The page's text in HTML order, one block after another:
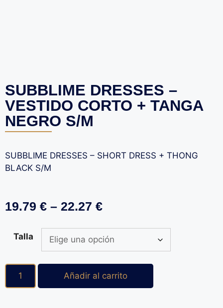
SUBBLIME DRESSES –
VESTIDO CORTO + TANGA
NEGRO S/M
SUBBLIME DRESSES – SHORT DRESS + THONG
BLACK S/M
19.79 € – 22.27 €
Talla
Añadir al carrito